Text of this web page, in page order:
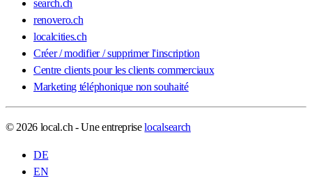
search.ch
renovero.ch
localcities.ch
Créer / modifier / supprimer l'inscription
Centre clients pour les clients commerciaux
Marketing téléphonique non souhaité
© 2026 local.ch - Une entrepriselocalsearch
DE
EN